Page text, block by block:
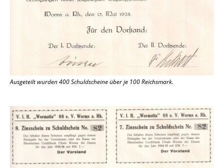
Ausgeteilt wurden 400 Schuldscheine über je 100 Reichsmark.